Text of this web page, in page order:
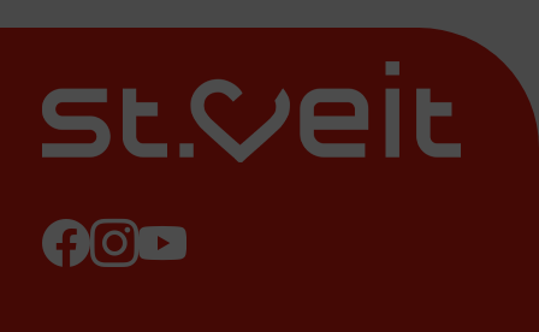
FacebookInstagramYouTube